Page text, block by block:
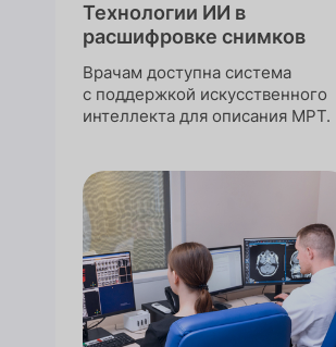
Технологии ИИ в
расшифровке снимков
Врачам доступна система
с поддержкой искусственного
интеллекта для описания МРТ.